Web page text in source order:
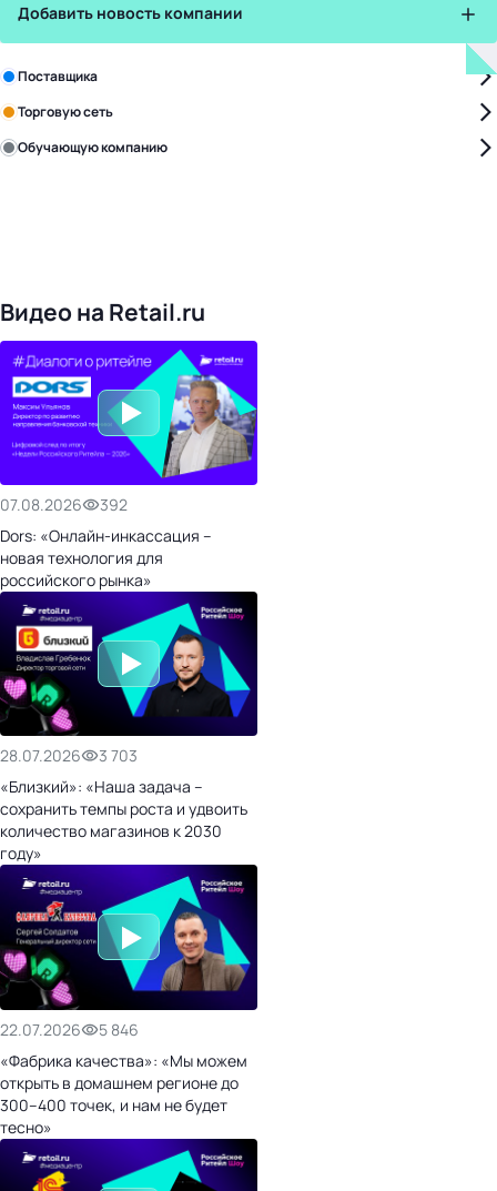
Добавить новость компании
Зарегистрируйте в бизнес-центре:
Поставщика
Торговую сеть
Обучающую компанию
Видео на Retail.ru
07.08.2026
392
Dors: «Онлайн-инкассация –
новая технология для
российского рынка»
28.07.2026
3 703
«Близкий»: «Наша задача –
сохранить темпы роста и удвоить
количество магазинов к 2030
году»
22.07.2026
5 846
«Фабрика качества»: «Мы можем
открыть в домашнем регионе до
300–400 точек, и нам не будет
тесно»